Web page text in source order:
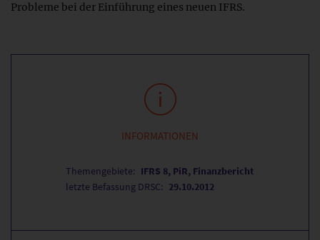
Probleme bei der Einführung eines neuen IFRS.
INFORMATIONEN
Themengebiete: IFRS 8, PiR, Finanzbericht
letzte Befassung DRSC: 29.10.2012